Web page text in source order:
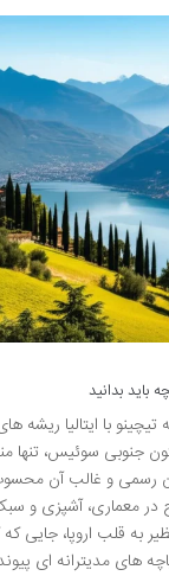
باید بدانید
تیچینو با ایتالیا
جنوبی سوئیس، تنها
رسمی و غالب آن
در معماری، آشپزی و
به قلب اروپا، جایی
های مدیترانه ای